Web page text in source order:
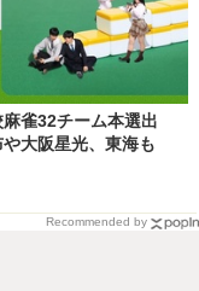
雀32チーム本選出
大阪星光、東海も
Recommended by